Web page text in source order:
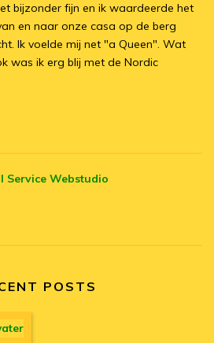
bijzonder fijn en ik waardeerde het
en naar onze casa op de berg
Ik voelde mij net "a Queen". Wat
was ik erg blij met de Nordic
Service Webstudio
POSTS